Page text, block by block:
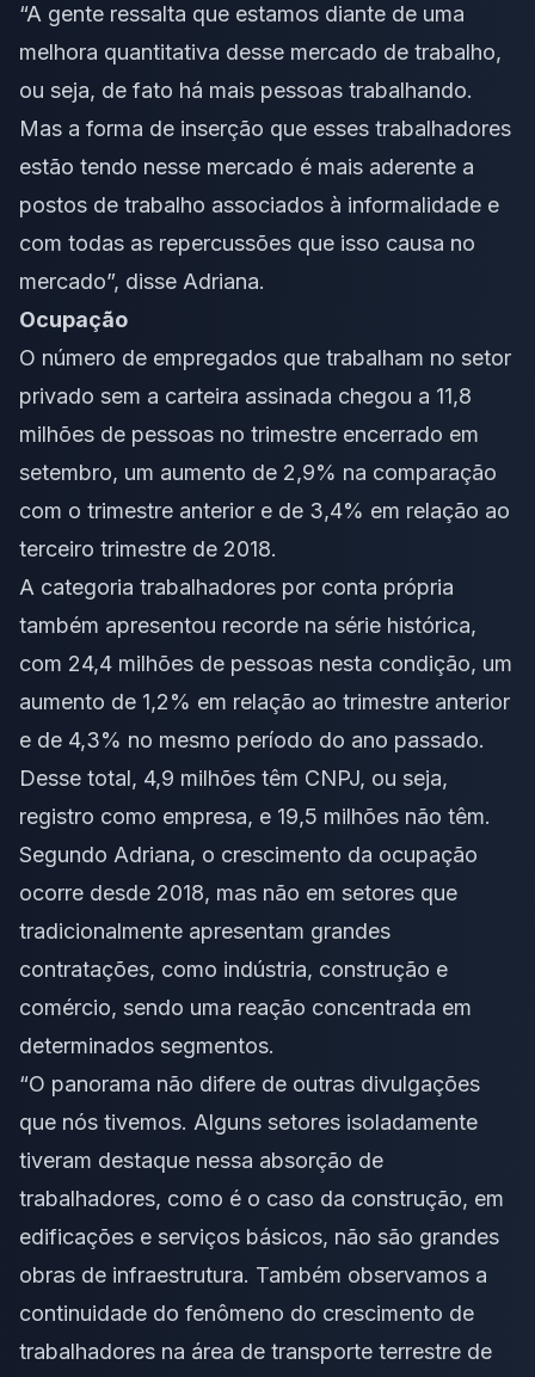
“A gente ressalta que estamos diante de uma
melhora quantitativa desse mercado de trabalho,
ou seja, de fato há mais pessoas trabalhando.
Mas a forma de inserção que esses trabalhadores
estão tendo nesse mercado é mais aderente a
postos de trabalho associados à informalidade e
com todas as repercussões que isso causa no
mercado”, disse Adriana.
Ocupação
O número de empregados que trabalham no setor
privado sem a carteira assinada chegou a 11,8
milhões de pessoas no trimestre encerrado em
setembro, um aumento de 2,9% na comparação
com o trimestre anterior e de 3,4% em relação ao
terceiro trimestre de 2018.
A categoria trabalhadores por conta própria
também apresentou recorde na série histórica,
com 24,4 milhões de pessoas nesta condição, um
aumento de 1,2% em relação ao trimestre anterior
e de 4,3% no mesmo período do ano passado.
Desse total, 4,9 milhões têm CNPJ, ou seja,
registro como empresa, e 19,5 milhões não têm.
Segundo Adriana, o crescimento da ocupação
ocorre desde 2018, mas não em setores que
tradicionalmente apresentam grandes
contratações, como indústria, construção e
comércio, sendo uma reação concentrada em
determinados segmentos.
“O panorama não difere de outras divulgações
que nós tivemos. Alguns setores isoladamente
tiveram destaque nessa absorção de
trabalhadores, como é o caso da construção, em
edificações e serviços básicos, não são grandes
obras de infraestrutura. Também observamos a
continuidade do fenômeno do crescimento de
trabalhadores na área de transporte terrestre de